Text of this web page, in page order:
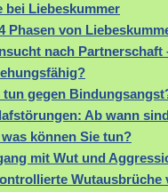
bei Liebeskummer
Phasen von
nach Partnerschaft
tun gegen
Ab wann
können Sie tun?
mit Wut und
Wutausbrüche